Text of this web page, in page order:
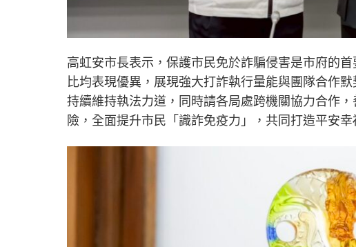
高虹安市長表示，保護市民免於詐騙侵害是市府的
比均表現優異，展現強大打詐執行量能與團隊合作
持續維持執法力道，同時請各局處跨機關協力合作
險，全面提升市民「識詐免疫力」，共同打造平安幸